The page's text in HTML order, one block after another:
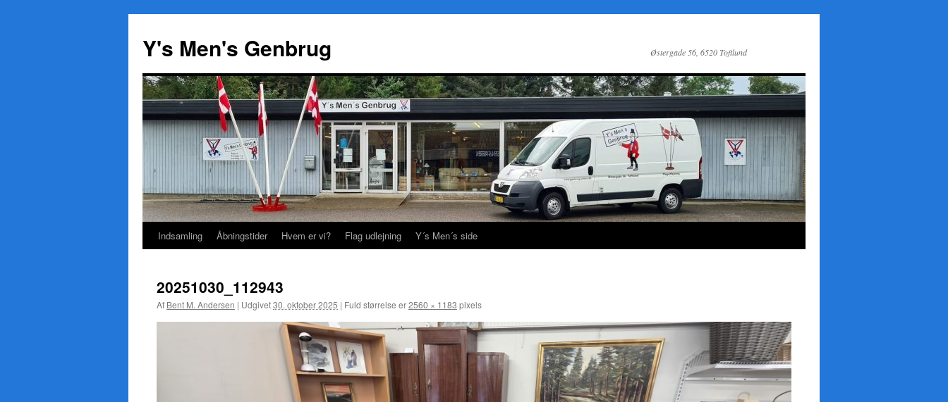
Y's Men's Genbrug Østergade 56, 6520 Toftlund
Hop
indhold
Indsamling Åbningstider Hvem er vi? Flag udlejning Y´s Men´s side
20251030_112943
Af Bent M. Andersen | Udgivet30. oktober 2025 | Fuld størrelse er2560 × 1183 pixels